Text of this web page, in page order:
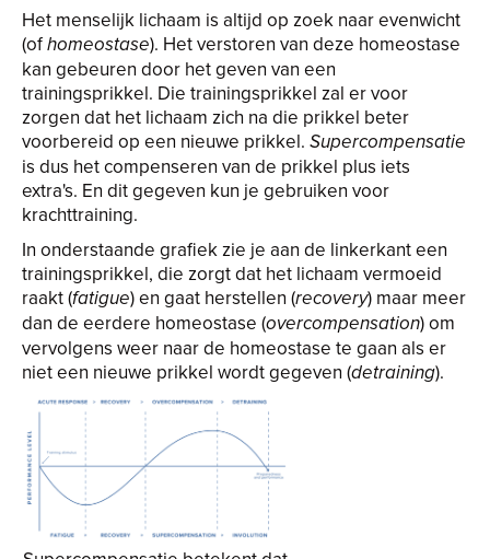
Het menselijk lichaam is altijd op zoek naar evenwicht
(of homeostase). Het verstoren van deze homeostase
kan gebeuren door het geven van een
trainingsprikkel. Die trainingsprikkel zal er voor
zorgen dat het lichaam zich na die prikkel beter
voorbereid op een nieuwe prikkel. Supercompensatie
is dus het compenseren van de prikkel plus iets
extra's. En dit gegeven kun je gebruiken voor
krachttraining.
In onderstaande grafiek zie je aan de linkerkant een
trainingsprikkel, die zorgt dat het lichaam vermoeid
raakt (fatigue) en gaat herstellen (recovery) maar meer
dan de eerdere homeostase (overcompensation) om
vervolgens weer naar de homeostase te gaan als er
niet een nieuwe prikkel wordt gegeven (detraining).